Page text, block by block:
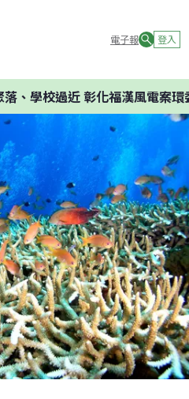
電子報 登入
學校過近 彰化福漢風電案環委